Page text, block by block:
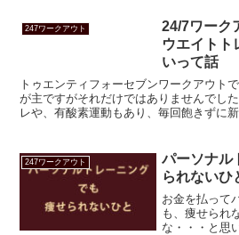
247ワークアウト
24/7ワーク
ウエイトト
いって話
トゥエンティフォーセブンワークアウト
が主ですがそれだけではありませんでし
レや、有酸素運動もあり、毎回飽きずに
247ワークアウト
パーソナル
られないひ
お金を払って
も、痩せられ
な・・・と思